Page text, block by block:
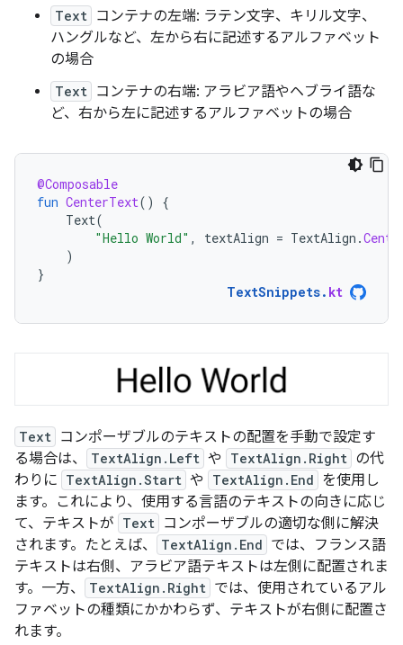
Text コンテナの左端: ラテン文字、キリル文字、
ハングルなど、左から右に記述するアルファベット
の場合
Text コンテナの右端: アラビア語やヘブライ語な
ど、右から左に記述するアルファベットの場合
@Composable
fun CenterText()
{
Text(
"Hello World" , textAlign = TextAlign .
)
}
TextSnippets. kt
Text コンポーザブルのテキストの配置を手動で設定す
る場合は、
TextAlign.Left や TextAlign.Right の代
わりに TextAlign.Start や TextAlign.End を使用し
ます。これにより、使用する言語のテキストの向きに応じ
て、テキストが Text コンポーザブルの適切な側に解決
されます。たとえば、
TextAlign.End では、フランス語
テキストは右側、アラビア語テキストは左側に配置されま
す。一方、
TextAlign.Right では、使用されているアル
ファベットの種類にかかわらず、テキストが右側に配置さ
れます。